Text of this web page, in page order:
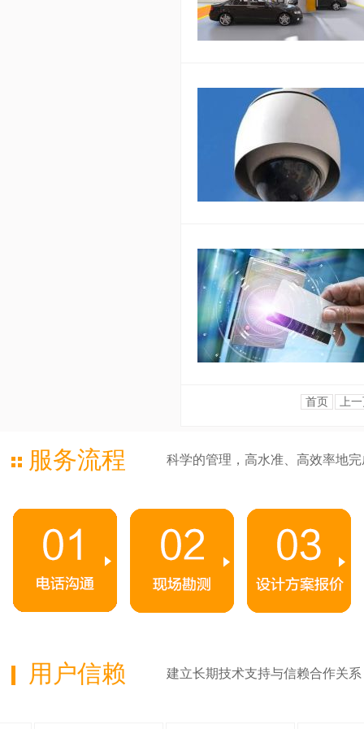
首页 上
服务流程 科学的管理，高水准、高效率地
用户信赖 建立长期技术支持与信赖合作关系